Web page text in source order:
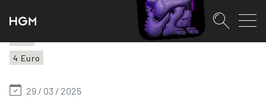
SKIPLINKSZum Inhalt (Accesskey: 0)
Zur Hauptnavigation
Zur Pfadnavigation (Accesskey:
Zur Portalnavigation
Zur Metanavigation (Accesskey:
Zum Footer (Accesskey: 6)
4 Euro
29 / 03 / 2025